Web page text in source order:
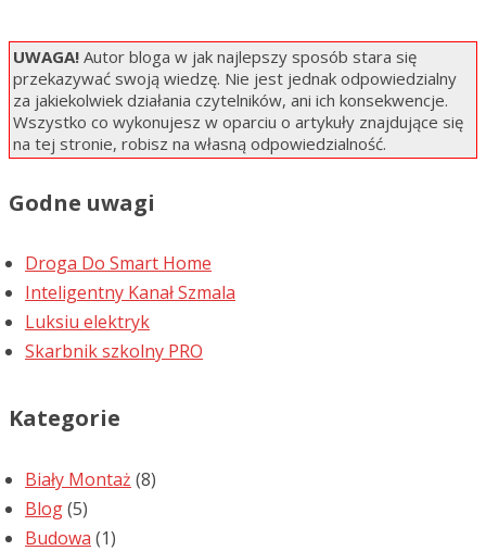
UWAGA! Autor bloga w jak najlepszy sposób stara się
przekazywać swoją wiedzę. Nie jest jednak odpowiedzialny
za jakiekolwiek działania czytelników, ani ich konsekwencje.
Wszystko co wykonujesz w oparciu o artykuły znajdujące się
na tej stronie, robisz na własną odpowiedzialność.
Godne uwagi
Droga Do Smart Home
Inteligentny Kanał Szmala
Luksiu elektryk
Skarbnik szkolny PRO
Kategorie
Biały Montaż (8)
Blog(5)
Budowa (1)